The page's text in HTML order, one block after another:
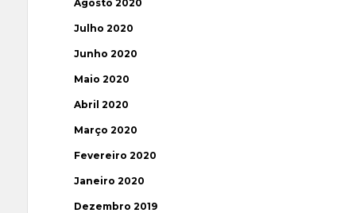
Agosto 2020
Julho 2020
Junho 2020
Maio 2020
Abril 2020
Março 2020
Fevereiro 2020
Janeiro 2020
Dezembro 2019